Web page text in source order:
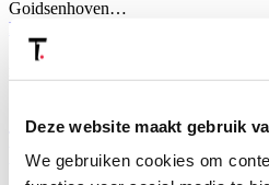
Deze website maakt gebruik
We gebruiken cookies om
Goidsenhoven…
Meer
Strafboetes worden
plots fors duurder